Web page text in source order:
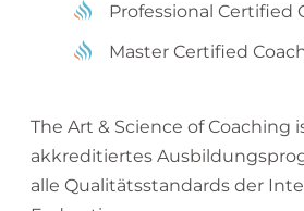
Professional Certified
Master Certified
The Art & Science of Coaching
akkreditiertes
alle Qualitätsstandards der